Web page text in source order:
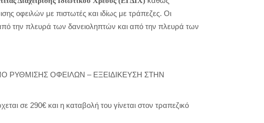
οφειλών με πιστωτές και ιδίως με τράπεζες. Οι
την πλευρά των δανειοληπτών και από την πλευρά των
ΡΥΘΜΙΣΗΣ ΟΦΕΙΛΩΝ – ΕΞΕΙΔΙΚΕΥΣΗ ΣΤΗΝ
σε 290€ και η καταβολή του γίνεται στον τραπεζικό